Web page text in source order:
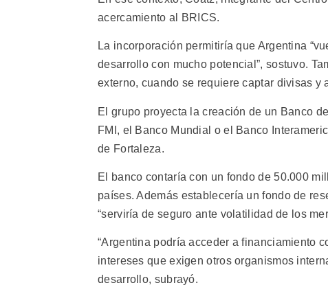
acercamiento al BRICS.
La incorporación permitiría que Argentina
desarrollo con mucho potencial”, sostuvo.
externo, cuando se requiere captar divisas y
El grupo proyecta la creación de un Banco
FMI, el Banco Mundial o el Banco
de Fortaleza.
El banco contaría con un fondo de 50.000
países. Además establecería un fondo de
“serviría de seguro ante volatilidad de los
“Argentina podría acceder a financiamiento
intereses que exigen otros organismos
desarrollo, subrayó.